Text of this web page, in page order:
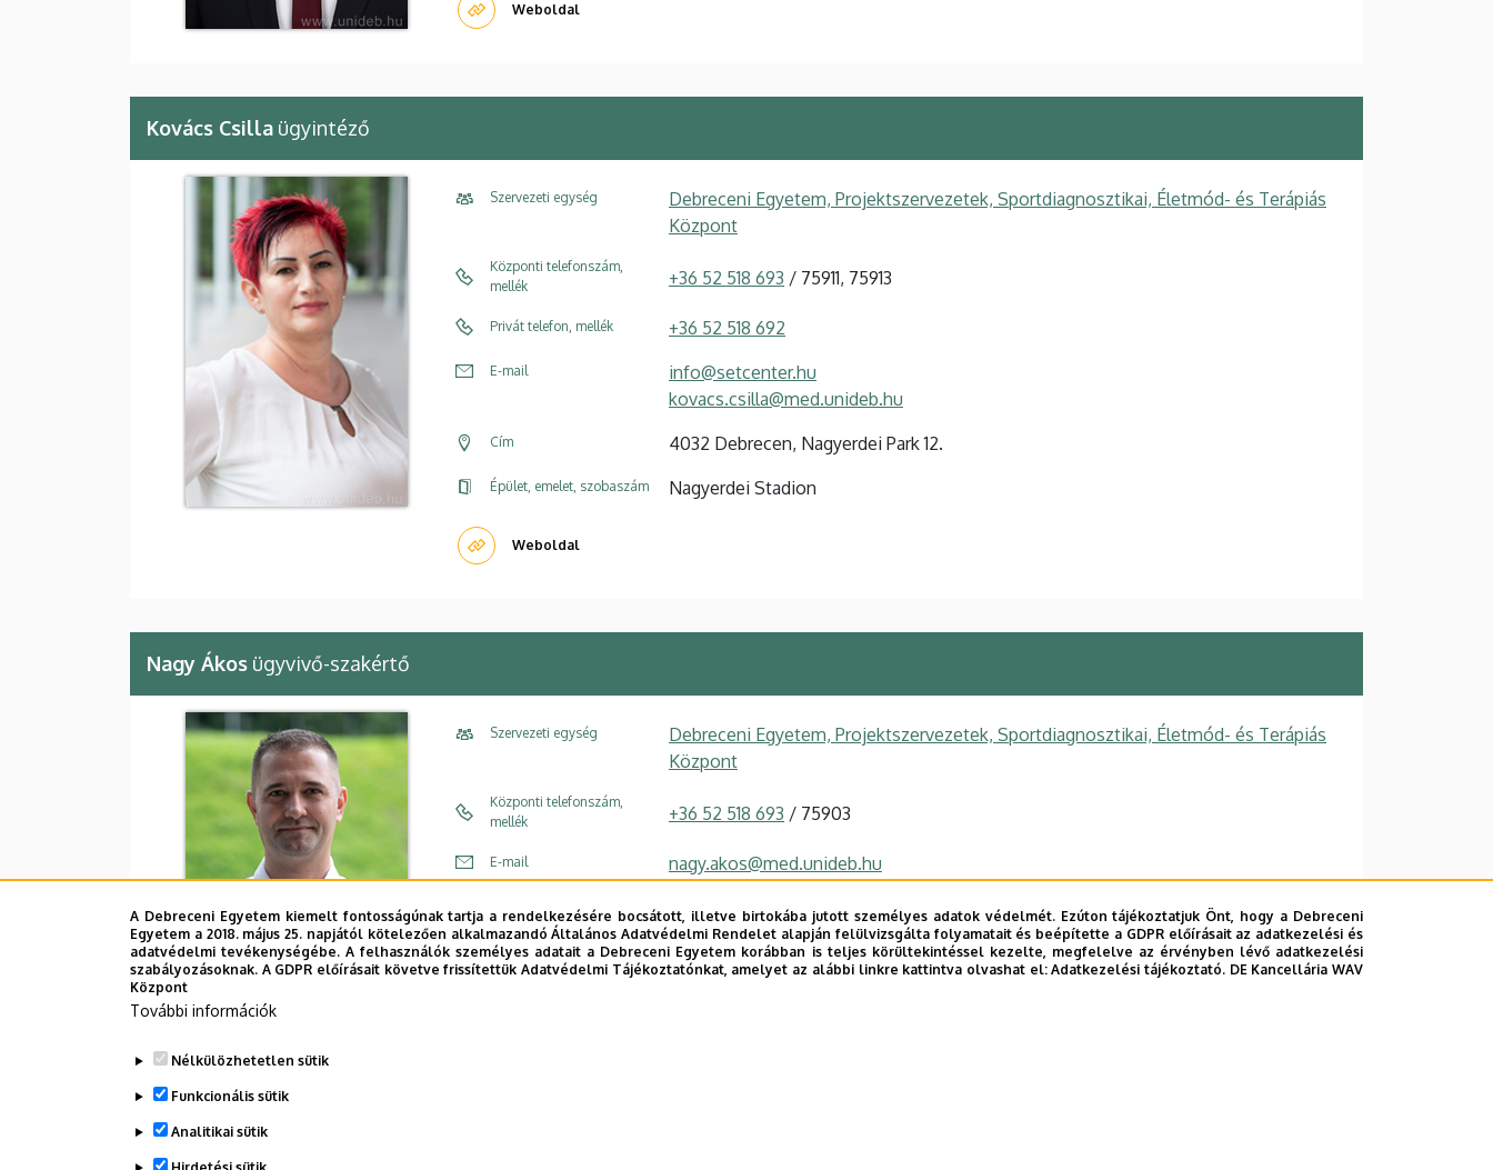
Weboldal
Kovács Csilla ügyintéző
Szervezeti egység
Debreceni Egyetem, Projektszervezetek, Sportdiagnosztikai, Életmód- és Terápiás
Központ
Központi telefonszám,
mellék
+36 52 518 693 / 75911, 75913
Privát telefon, mellék +36 52 518 692
E-mail
info@setcenter.hu
kovacs.csilla@med.unideb.hu
Cím 4032 Debrecen, Nagyerdei Park 12.
Épület, emelet, szobaszám Nagyerdei Stadion
Weboldal
Nagy Ákos ügyvivő-szakértő
Szervezeti egység
Debreceni Egyetem, Projektszervezetek, Sportdiagnosztikai, Életmód- és Terápiás
Központ
Központi telefonszám,
mellék
+36 52 518 693 / 75903
E-mail nagy.akos@med.unideb.hu
4032 Debrecen, Nagyerdei Park 12.
Épület, emelet, szobaszám Nagyerdei Stadion, földszint (iroda)
Dolgozói adatmódosítás igénylése a DE telefonkönyvében
A Debreceni Egyetem kiemelt fontosságúnak tartja a rendelkezésére bocsátott, illetve birtokába jutott személyes adatok védelmét. Ezúton tájékoztatjuk Önt, hogy a Debreceni
Egyetem a 2018. május 25. napjától kötelezően alkalmazandó Általános Adatvédelmi Rendelet alapján felülvizsgálta folyamatait és beépítette a GDPR előírásait az adatkezelési és
adatvédelmi tevékenységébe. A felhasználók személyes adatait a Debreceni Egyetem korábban is teljes körültekintéssel kezelte, megfelelve az érvényben lévő adatkezelési
szabályozásoknak. A GDPR előírásait követve frissítettük Adatvédelmi Tájékoztatónkat, amelyet az alábbi linkre kattintva olvashat el:Adatkezelési tájékoztató. DE Kancellária WAV
Központ
További információk
Nélkülözhetetlen sütik
Funkcionális sütik
Analitikai sütik